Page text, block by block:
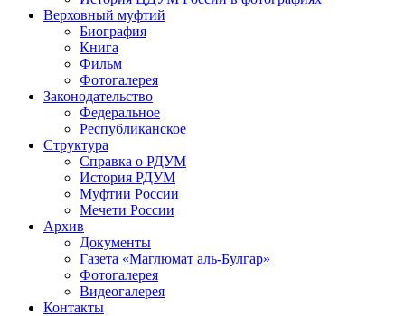
Верховный муфтий
Биография
Книга
Фильм
Фотогалерея
Законодательство
Федеральное
Республиканское
Структура
Справка о РДУМ
История РДУМ
Муфтии России
Мечети России
Архив
Документы
Газета «Маглюмат аль-Булгар»
Фотогалерея
Видеогалерея
Контакты